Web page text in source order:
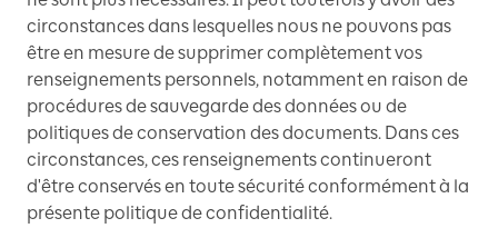
circonstances dans lesquelles nous ne pouvons pas
être en mesure de supprimer complètement vos
renseignements personnels, notamment en raison de
procédures de sauvegarde des données ou de
politiques de conservation des documents. Dans ces
circonstances, ces renseignements continueront
d'être conservés en toute sécurité conformément à la
présente politique de confidentialité.